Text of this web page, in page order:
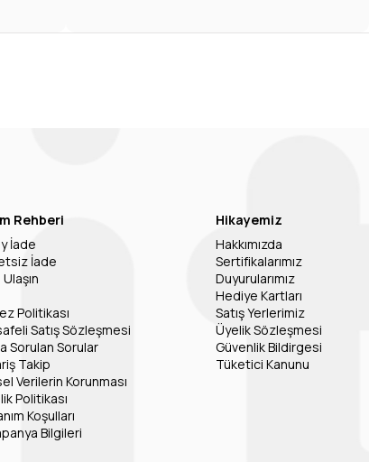
Rehberi
İade
İade
Politikası
Satış Sözleşmesi
Sorulan Sorular
Takip
Verilerin Korunması
Politikası
Koşulları
Bilgileri
Hikayemiz
Hakkımızda
Sertifikalarımız
Duyurularımız
Hediye Kartları
Satış Yerlerimiz
Üyelik Sözleşmesi
Güvenlik Bildirgesi
Tüketici Kanunu